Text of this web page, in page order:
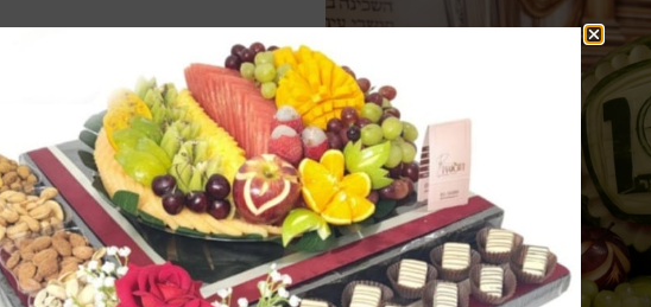
ליעוץ בווטסאפ
ליעוץ והתאמה דרך